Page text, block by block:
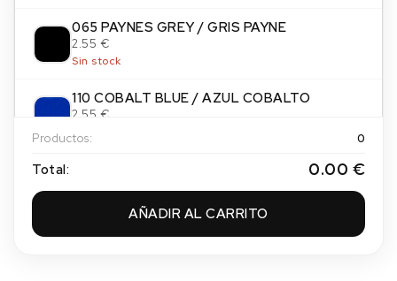
065 PAYNES GREY / GRIS PAYNE
2.55 €
Sin stock
110 COBALT BLUE / AZUL COBALTO
2.55 €
Sin stock
122 AZUL ULTRAMAR CLARO
Productos: 0
Total: 0.00 €
AÑADIR AL CARRITO